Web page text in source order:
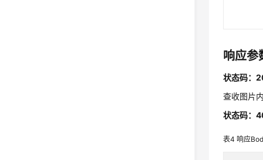
响应参
状态码：
查收图片
状态码：
表4响应